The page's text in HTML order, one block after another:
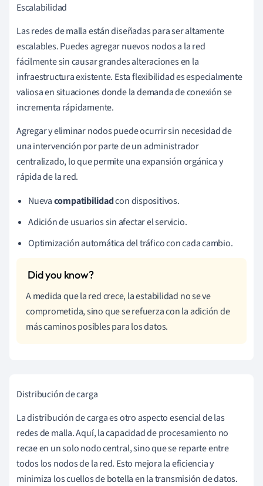
Escalabilidad
Las redes de malla están diseñadas para ser altamente
escalables. Puedes agregar nuevos nodos a la red
fácilmente sin causar grandes alteraciones en la
infraestructura existente. Esta flexibilidad es especialmente
valiosa en situaciones donde la demanda de conexión se
incrementa rápidamente.
Agregar y eliminar nodos puede ocurrir sin necesidad de
una intervención por parte de un administrador
centralizado, lo que permite una expansión orgánica y
rápida de la red.
Nuevacompatibilidadcon dispositivos.
Adición de usuarios sin afectar el servicio.
Optimización automática del tráfico con cada cambio.
A medida que la red crece, la estabilidad no se ve
comprometida, sino que se refuerza con la adición de
más caminos posibles para los datos.
Distribución de carga
La distribución de carga es otro aspecto esencial de las
redes de malla. Aquí, la capacidad de procesamiento no
recae en un solo nodo central, sino que se reparte entre
todos los nodos de la red. Esto mejora la eficiencia y
minimiza los cuellos de botella en la transmisión de datos.